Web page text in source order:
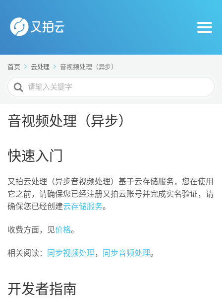
首页 云处理 音视频处理（异步）
搜
索
音视频处理（异步）
快速入门
又拍云处理（异步音视频处理）基于云存储服务，您在使用
它之前，请确保您已经注册又拍云账号并完成实名验证，请
确保您已经创建云存储服务。
收费方面，见价格。
相关阅读： 同步视频处理 ， 同步音频处理。
开发者指南